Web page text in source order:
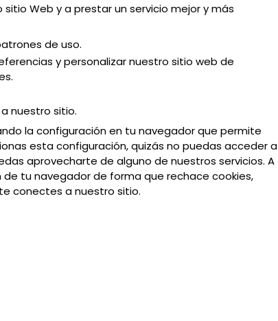
Web y a prestar un servicio mejor y más
de uso.
y personalizar nuestro sitio web de
nuestro sitio.
la configuración en tu navegador que permite
esta configuración, quizás no puedas acceder a
aprovecharte de alguno de nuestros servicios. A
tu navegador de forma que rechace cookies,
conectes a nuestro sitio.